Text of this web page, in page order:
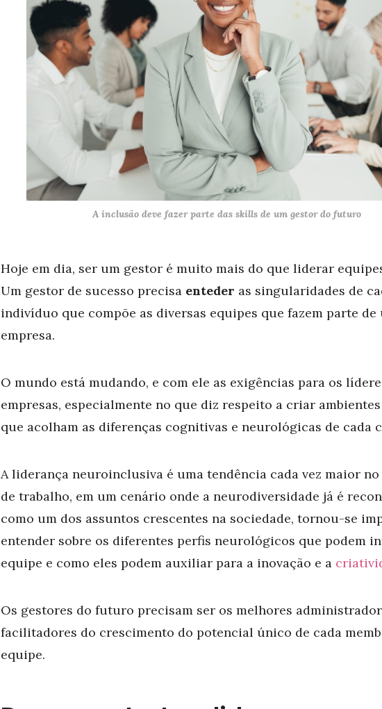
A inclusão deve fazer parte das skills de um gestor do futuro
Hoje em dia, ser um gestor é muito mais do que liderar
Um gestor de sucesso precisa enteder as singularidades de
indivíduo que compõe as diversas equipes que fazem parte de
empresa.
O mundo está mudando, e com ele as exigências para os
empresas, especialmente no que diz respeito a criar
que acolham as diferenças cognitivas e neurológicas de cada
A liderança neuroinclusiva é uma tendência cada vez maior
de trabalho, em um cenário onde a neurodiversidade já é
como um dos assuntos crescentes na sociedade, tornou-se
entender sobre os diferentes perfis neurológicos que podem
equipe e como eles podem auxiliar para a inovação e a
Os gestores do futuro precisam ser os melhores
facilitadores do crescimento do potencial único de cada
equipe.